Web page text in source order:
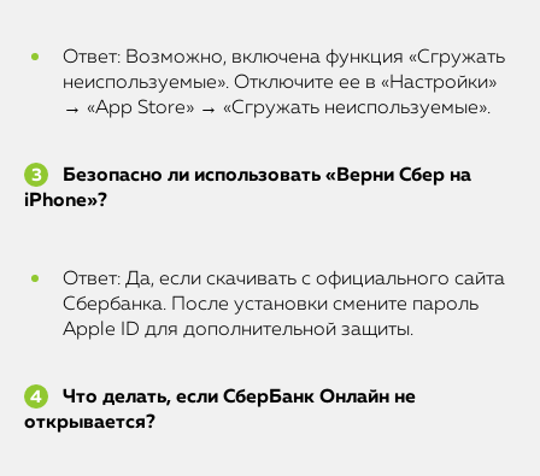
Ответ: Возможно, включена функция «Сгружать
неиспользуемые». Отключите ее в «Настройки»
→ «App Store» → «Сгружать неиспользуемые».
Безопасно ли использовать «Верни Сбер на
iPhone»?
Ответ: Да, если скачивать с официального сайта
Сбербанка. После установки смените пароль
Apple ID для дополнительной защиты.
Что делать, если СберБанк Онлайн не
открывается?